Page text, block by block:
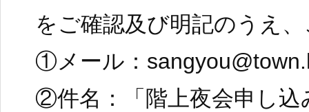
をご確認及び明記のうえ
①メール：
②件名：「階上夜会申し込